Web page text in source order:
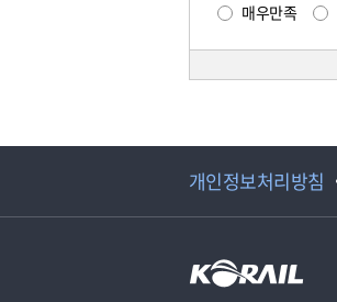
매우만족
개인정보처리방침